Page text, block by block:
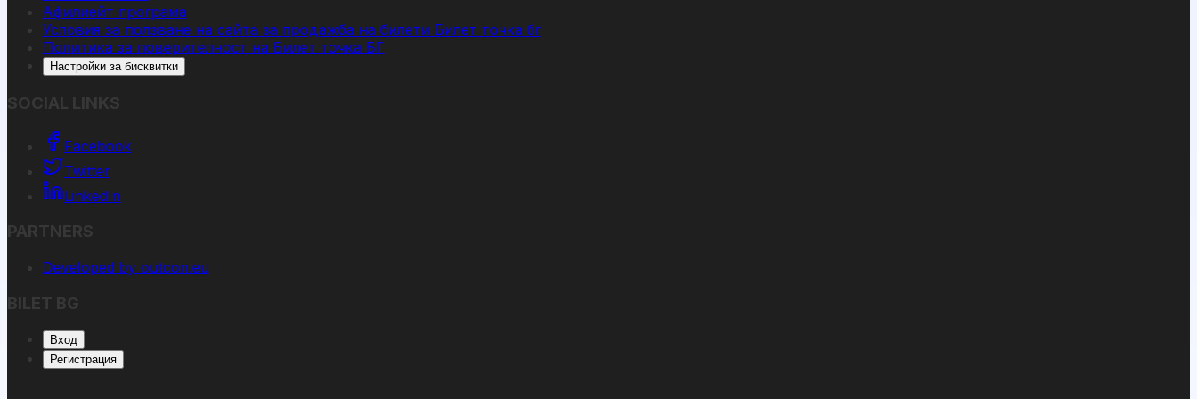
Афилиейт програма
Условия за ползване на сайта за продажба на билети Билет точка бг
Политика за поверителност на Билет точка БГ
Настройки за бисквитки
SOCIAL LINKS
Facebook
Twitter
LinkedIn
PARTNERS
Developed by outcon.eu
BILET BG
Вход
Регистрация